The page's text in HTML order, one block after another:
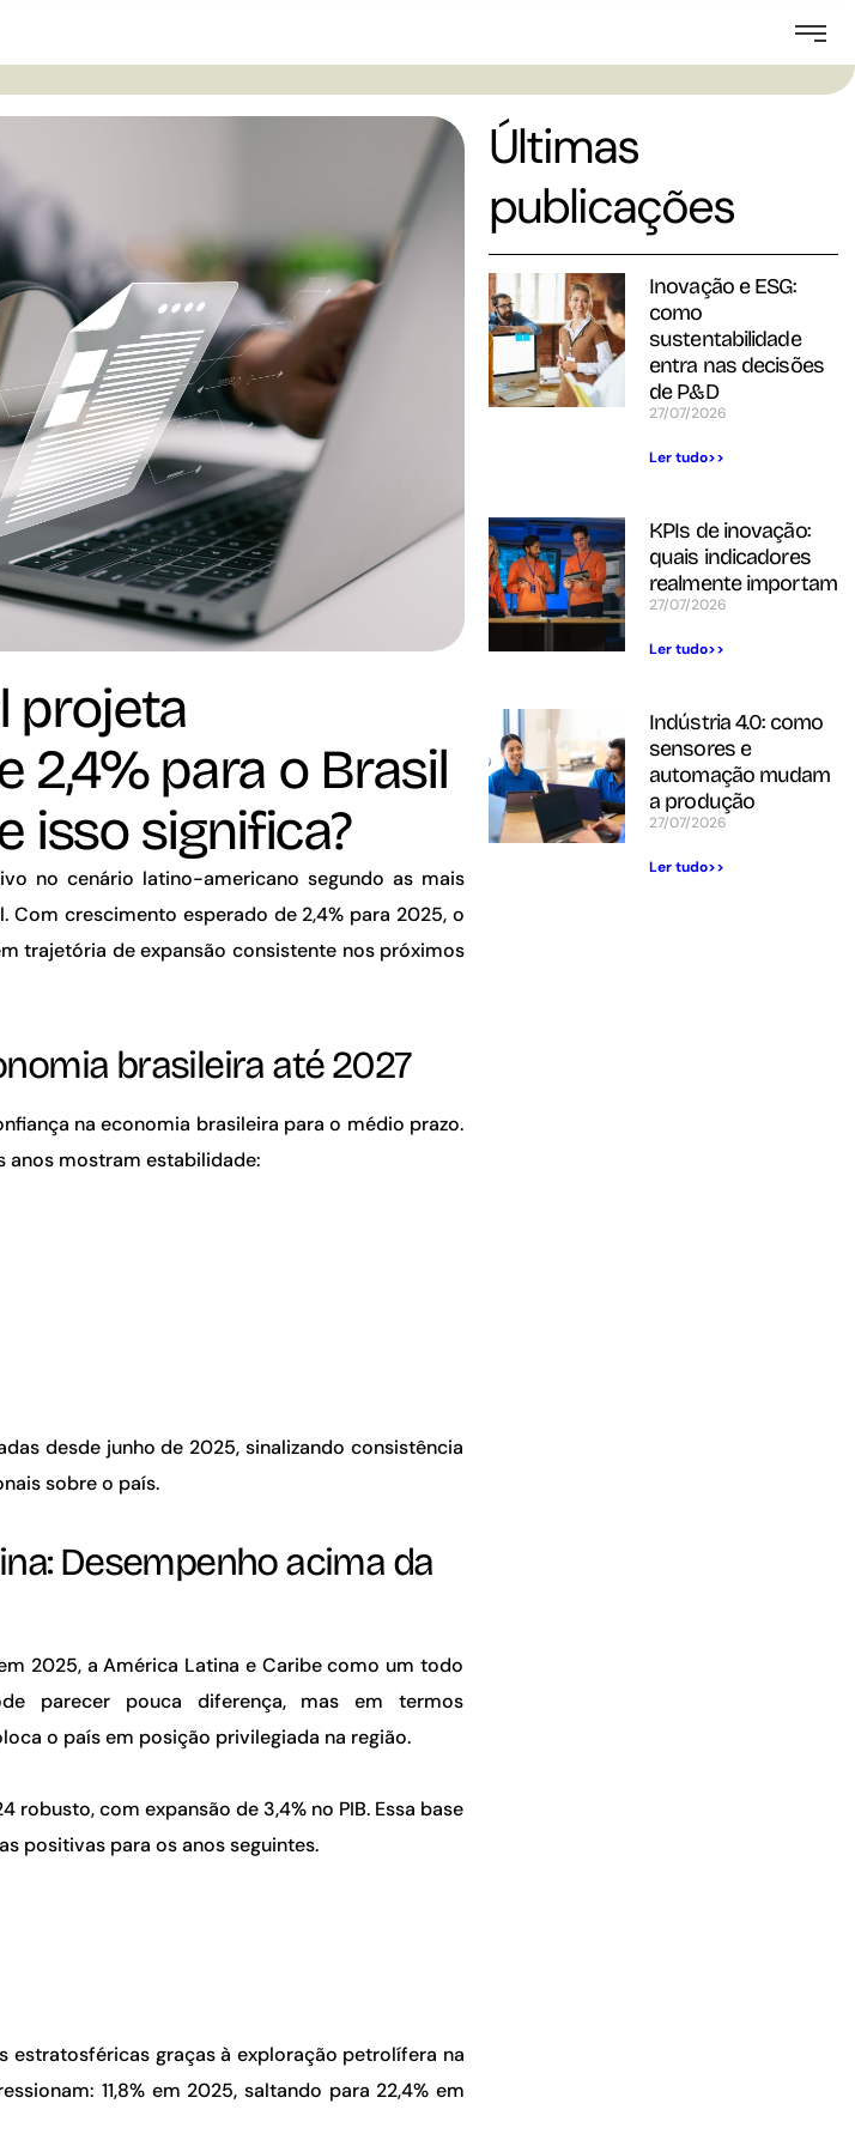
projeta
2,4% para o Brasil
isso significa?
no cenário latino-americano segundo as mais
Com crescimento esperado de 2,4% para 2025, o
trajetória de expansão consistente nos próximos
brasileira até 2027
na economia brasileira para o médio prazo.
anos mostram estabilidade:
desde junho de 2025, sinalizando consistência
sobre o país.
Desempenho acima da
2025, a América Latina e Caribe como um todo
parecer pouca diferença, mas em termos
o país em posição privilegiada na região.
com expansão de 3,4% no PIB. Essa base
positivas para os anos seguintes.
estratosféricas graças à exploração petrolífera na
11,8% em 2025, saltando para 22,4% em
Últimas
publicações
Inovação e ESG:
como
sustentabilidade
entra nas decisões
de P&D
27/07/2026
Ler tudo>>
KPIs de inovação:
quais indicadores
realmente importam
27/07/2026
Ler tudo>>
Indústria 4.0: como
sensores e
automação mudam
a produção
27/07/2026
Ler tudo>>